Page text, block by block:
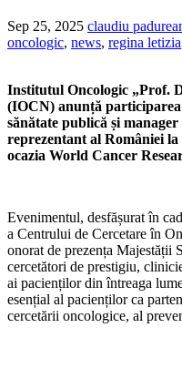
Sep 25, 2025 claudiu
oncologic, news, regina letizia
Institutul Oncologic „Prof.
(IOCN) anunță
sănătate publică și
reprezentant al României
ocazia World Cancer
Evenimentul, desfășurat în
a Centrului de Cercetare în
onorat de prezența Majestății
cercetători de prestigiu,
ai pacienților din întreaga
esențial al pacienților ca
cercetării oncologice, al